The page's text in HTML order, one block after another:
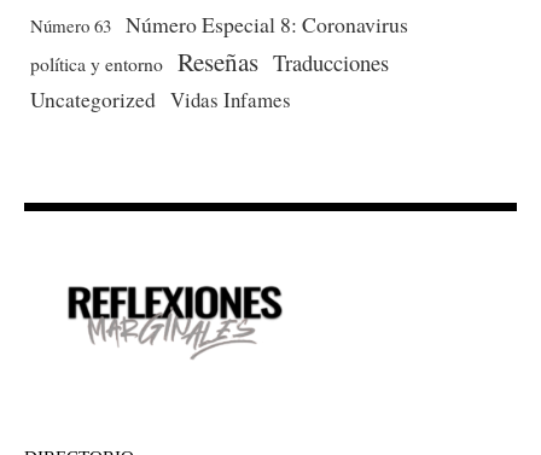
Número 63 Número Especial 8: Coronavirus
política y entorno Reseñas Traducciones
Uncategorized Vidas Infames